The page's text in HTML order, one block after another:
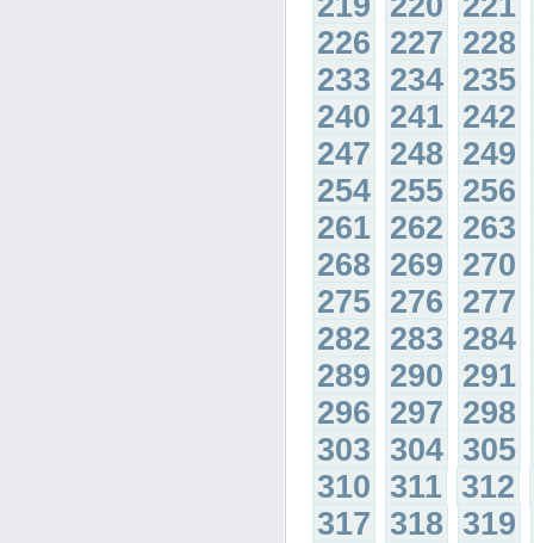
226 227 228
233 234 235
240 241 242
247 248 249
254 255 256
261 262 263
268 269 270
275 276 277
282 283 284
289 290 291
296 297 298
303 304 305
310 311 312
317 318 319